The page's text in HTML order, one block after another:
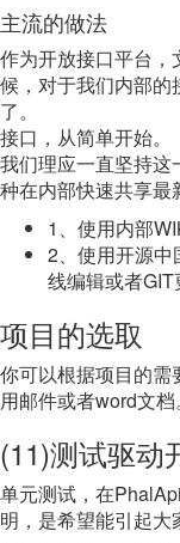
主流的做法
作为开放接口平台
候，对于我们内部的
了。
接口，从简单开始。
我们理应一直坚持这
种在内部快速共享最
1、使用内部
2、使用开源中
线编辑或者GIT
项目的选取
你可以根据项目的需
用邮件或者word文档。
(11)测试驱动
单元测试，在
明，是希望能引起大